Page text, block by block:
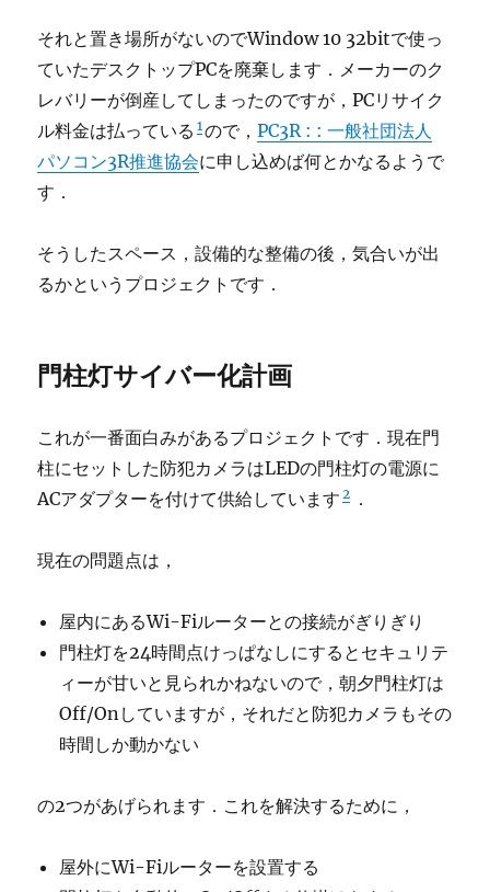
それと置き場所がないのでWindow 10 32bitで使っ
ていたデスクトップPCを廃棄します．メーカーのク
レバリーが倒産してしまったのですが，PCリサイク
ル料金は払っている 1ので，PC3R : : 一般社団法人
パソコン3R推進協会に申し込めば何とかなるようで
す．
そうしたスペース，設備的な整備の後，気合いが出
るかというプロジェクトです．
門柱灯サイバー化計画
これが一番面白みがあるプロジェクトです．現在門
柱にセットした防犯カメラはLEDの門柱灯の電源に
ACアダプターを付けて供給しています 2 ．
現在の問題点は，
屋内にあるWi-Fiルーターとの接続がぎりぎり
門柱灯を24時間点けっぱなしにするとセキュリテ
ィーが甘いと見られかねないので，朝夕門柱灯は
Off/Onしていますが，それだと防犯カメラもその
時間しか動かない
の2つがあげられます．これを解決するために，
屋外にWi-Fiルーターを設置する